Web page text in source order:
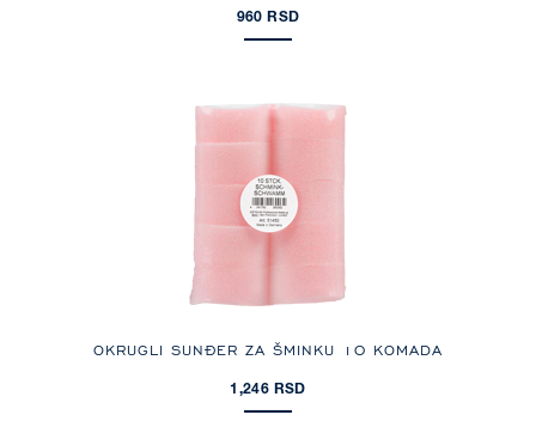
960 RSD
OKRUGLI SUNĐER ZA ŠMINKU 10 KOMADA
1,246 RSD